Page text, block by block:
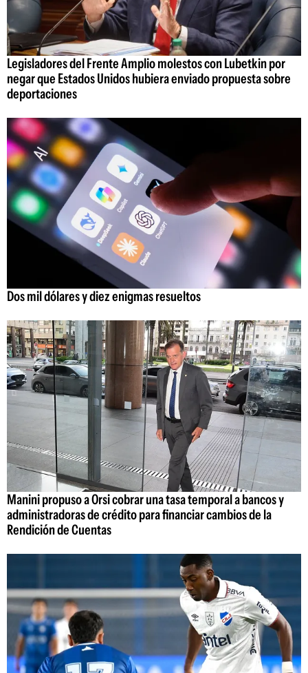
Legisladores del Frente Amplio molestos con Lubetkin por
negar que Estados Unidos hubiera enviado propuesta sobre
deportaciones
Dos mil dólares y diez enigmas resueltos
Manini propuso a Orsi cobrar una tasa temporal a bancos y
administradoras de crédito para financiar cambios de la
Rendición de Cuentas